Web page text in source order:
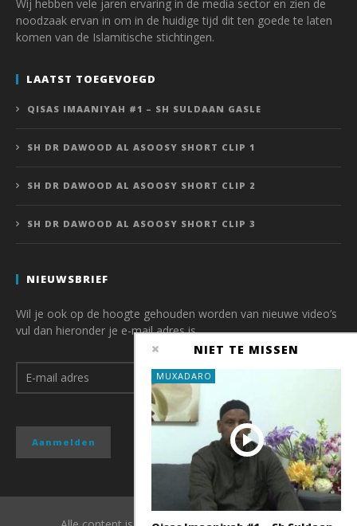
Wij hebben vele jaren ervaring in de media sector en zien de
noodzaak ervan in om in de huidige tijd dit ten goede te laten
komen van de Islamitische stichtingen.
LAATST TOEGEVOEGD
QISAS IMAANIYAH #1 – SH SULDAAN GASLE
SH DR DAWOOD AL ASOOSY SHORT CLIP 1
SH DR DAWOOD AL ASOOSY SHORT CLIP 2
SH DR DAWOOD AL ASOOSY SHORT CLIP 3
NIEUWSBRIEF
Wil je ook op de hoogte gehouden worden van nieuwe video’s
vul dan hieronder je e-mail adres is.
NIET TE MISSEN
MUXADARO